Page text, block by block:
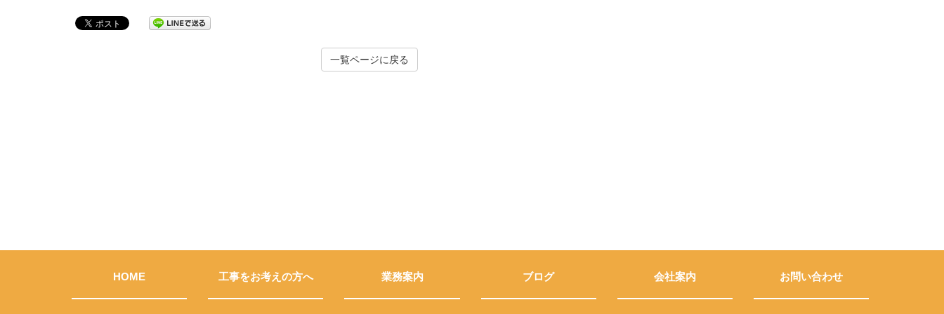
一覧ページに戻る
HOME 工事をお考えの方へ 業務案内 ブログ 会社案内 お問い合わせ